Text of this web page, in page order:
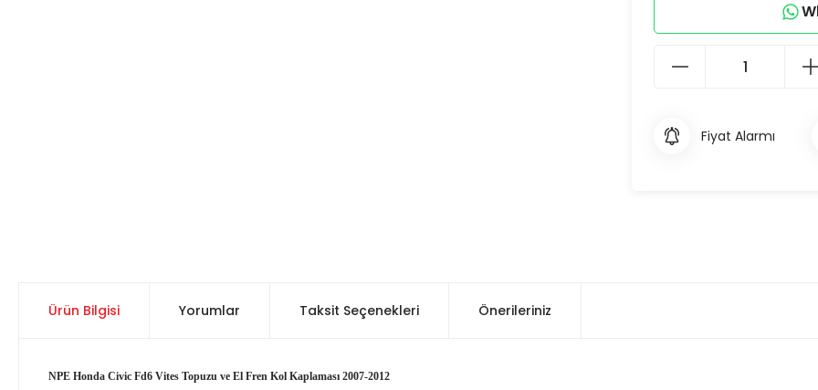
Fiyat Alarmı
Ürün Bilgisi Yorumlar Taksit Seçenekleri Önerileriniz
NPE Honda Civic Fd6 Vites Topuzu ve El Fren Kol Kaplaması 2007-2012